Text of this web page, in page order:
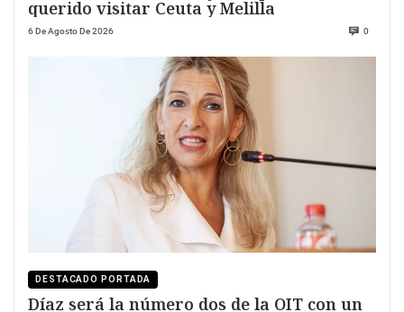
querido visitar Ceuta y Melilla
6 De Agosto De 2026 0
DESTACADO PORTADA
Díaz será la número dos de la OIT con un